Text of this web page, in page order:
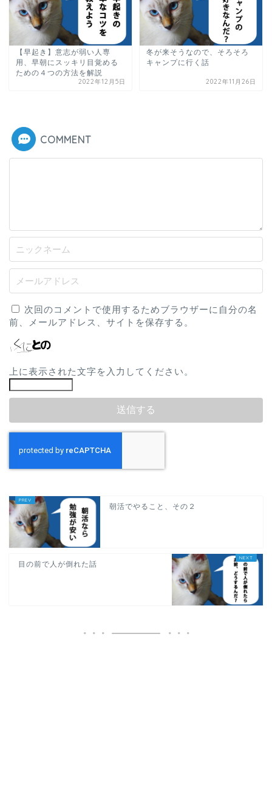
【早起き】意志が弱い人専
用、早朝にスッキリ目覚める
ための４つの方法を解説
2022年12月5日
冬が来そうなので、そろそろ
キャンプに行く話
2022年11月26日
COMMENT
次回のコメントで使用するためブラウザーに自分の名
前、メールアドレス、サイトを保存する。
上に表示された文字を入力してください。
朝活でやること、その２
目の前で人が倒れた話